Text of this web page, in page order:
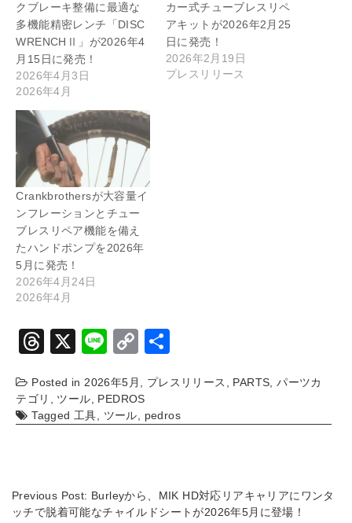
クブレーキ整備に最適な
多機能精密レンチ「DISC
WRENCHⅡ」が2026年4
月15日に発売！
2026年4月3日
2026年4月
カー式チューブレスリペ
アキットが2026年2月25
日に発売！
2026年2月19日
プレスリリース
Crankbrothersが大容量イ
ンフレーションとチュー
ブレスリペア機能を備え
たハンドポンプを2026年
5月に発売！
2026年4月24日
2026年4月
T
e
a
X
Li
e
C
p
y
k
Posted in 2026年5月 プレスリリース PARTS ,パーツカ
テゴリ
ツール
PEDROS
Tagged 工具 ツール pedros
Previous Post: Burleyから、MIK HD対応リアキャリアにワンタ
ッチで脱着可能なチャイルドシートが2026年5月に登場！